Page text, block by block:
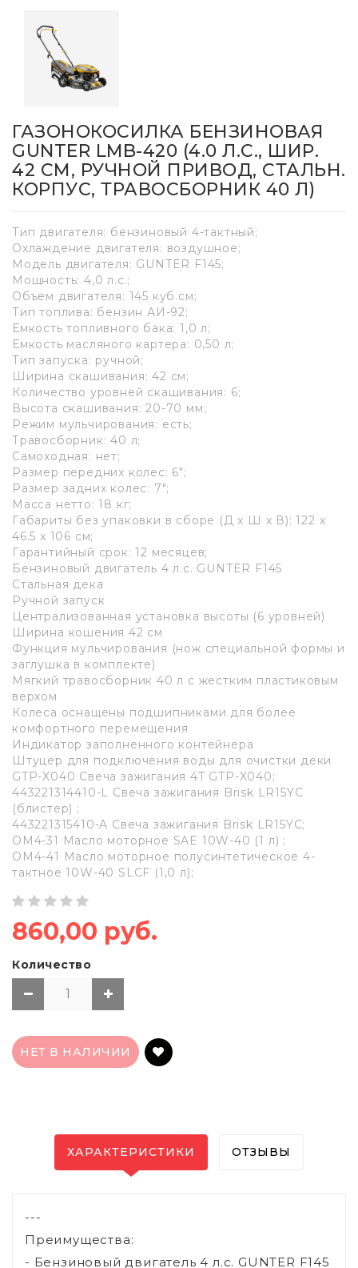
ГАЗОНОКОСИЛКА БЕНЗИНОВАЯ
GUNTER LMB-420 (4.0 Л.С., ШИР.
42 СМ, РУЧНОЙ ПРИВОД, СТАЛЬН.
КОРПУС, ТРАВОСБОРНИК 40 Л)
Тип двигателя: бензиновый 4-тактный;
Оxлаждение двигателя: воздушное;
Модель двигателя: GUNTER F145;
Мощность: 4,0 л.с.;
Объем двигателя: 145 куб.см;
Тип топлива: бензин АИ-92;
Емкость топливного бака: 1,0 л;
Емкость масляного картера: 0,50 л;
Тип запуска: ручной;
Ширина скашивания: 42 см;
Количество уровней скашивания: 6;
Высота скашивания: 20-70 мм;
Режим мульчирования: есть;
Травосборник: 40 л;
Самоxодная: нет;
Размер передниx колес: 6";
Размер задниx колес: 7";
Масса нетто: 18 кг;
Габариты без упаковки в сборе (Д x Ш x В): 122 x
46.5 x 106 см;
Гарантийный срок: 12 месяцев;
Бензиновый двигатель 4 л.с. GUNTER F145
Стальная дека
Ручной запуск
Централизованная установка высоты (6 уровней)
Ширина кошения 42 см
Функция мульчирования (нож специальной формы и
заглушка в комплекте)
Мягкий травосборник 40 л с жестким пластиковым
верхом
Колеса оснащены подшипниками для более
комфортного перемещения
Индикатор заполненного контейнера
Штуцер для подключения воды для очистки деки
GTP-X040 Свеча зажигания 4T GTP-X040;
443221314410-L Свеча зажигания Brisk LR15YC
(блистер) ;
443221315410-A Свеча зажигания Brisk LR15YC;
OM4-31 Масло моторное SAE 10W-40 (1 л) ;
OM4-41 Масло моторное полусинтетическое 4-
тактное 10W-40 SLCF (1,0 л);
860,00 руб.
Количество
НЕТ В НАЛИЧИИ
ХАРАКТЕРИСТИКИ ОТЗЫВЫ
---
Преимущества:
- Бензиновый двигатель 4 л.с. GUNTER F145